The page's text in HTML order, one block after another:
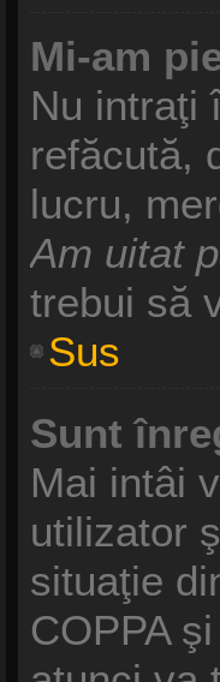
Mi-am
Nu intraţi
refăcută,
lucru,
Am uitat
trebui să
Sus
Sunt
Mai intâi
utilizator
situaţie
COPPA